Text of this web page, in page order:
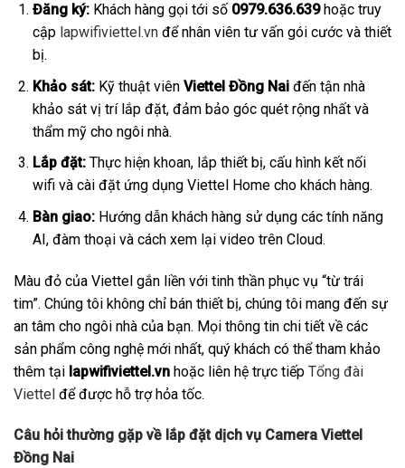
Đăng ký:Khách hàng gọi tới số 0979.636.639hoặc truy
cập lapwifiviettel.vnđể nhân viên tư vấn gói cước và thiết
bị.
Khảo sát:Kỹ thuật viên Viettel Đồng Naiđến tận nhà
khảo sát vị trí lắp đặt, đảm bảo góc quét rộng nhất và
thẩm mỹ cho ngôi nhà.
Lắp đặt:Thực hiện khoan, lắp thiết bị, cấu hình kết nối
wifi và cài đặt ứng dụng Viettel Home cho khách hàng.
Bàn giao:Hướng dẫn khách hàng sử dụng các tính năng
AI, đàm thoại và cách xem lại video trên Cloud.
Màu đỏ của Viettel gắn liền với tinh thần phục vụ “từ trái
tim”. Chúng tôi không chỉ bán thiết bị, chúng tôi mang đến sự
an tâm cho ngôi nhà của bạn. Mọi thông tin chi tiết về các
sản phẩm công nghệ mới nhất, quý khách có thể tham khảo
thêm tại lapwifiviettel.vn hoặc liên hệ trực tiếp Tổng đài
Viettel để được hỗ trợ hỏa tốc.
Câu hỏi thường gặp về lắp đặt dịch vụ Camera Viettel
Đồng Nai